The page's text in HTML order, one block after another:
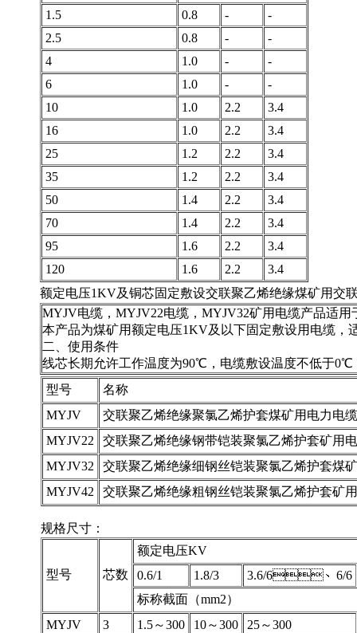
1.5 0.8 -
-
2.5
0.8 -
-
4
1.0 -
-
6
1.0 -
-
10
1.0 2.2
3.4
16
1.0 2.2
3.4
25
1.2 2.2
3.4
35
1.2 2.2
3.4
50
1.4 2.2
3.4
70
1.4 2.2
3.4
95
1.6 2.2
3.4
120
1.6 2.2
3.4
额定电压1KV及铜芯固定敷设交联聚乙烯绝缘煤矿用交
MYJV电缆，MYJV22电缆，MYJV32矿用电缆产品适用
本产品为煤矿用额定电压1KV及以下固定敷设用电缆，适
二、使用条件
线芯长期允许工作温度为90℃，电缆敷设温度不低于
型号
名称
MYJV
交联聚乙烯绝缘聚氯乙烯护套煤矿用电力电缆
MYJV22
交联聚乙烯绝缘钢带铠装聚氯乙烯护套矿用
MYJV32
交联聚乙烯绝缘细钢丝铠装聚氯乙烯护套煤
MYJV42
交联聚乙烯绝缘粗钢丝铠装聚氯乙烯护套矿
规格尺寸：
型号 芯数
额定电压KV
0.6/1
1.8/3
3.6/6、6/6
标称截面（mm2）
MYJV
3 1.5～300 10～300
25～300